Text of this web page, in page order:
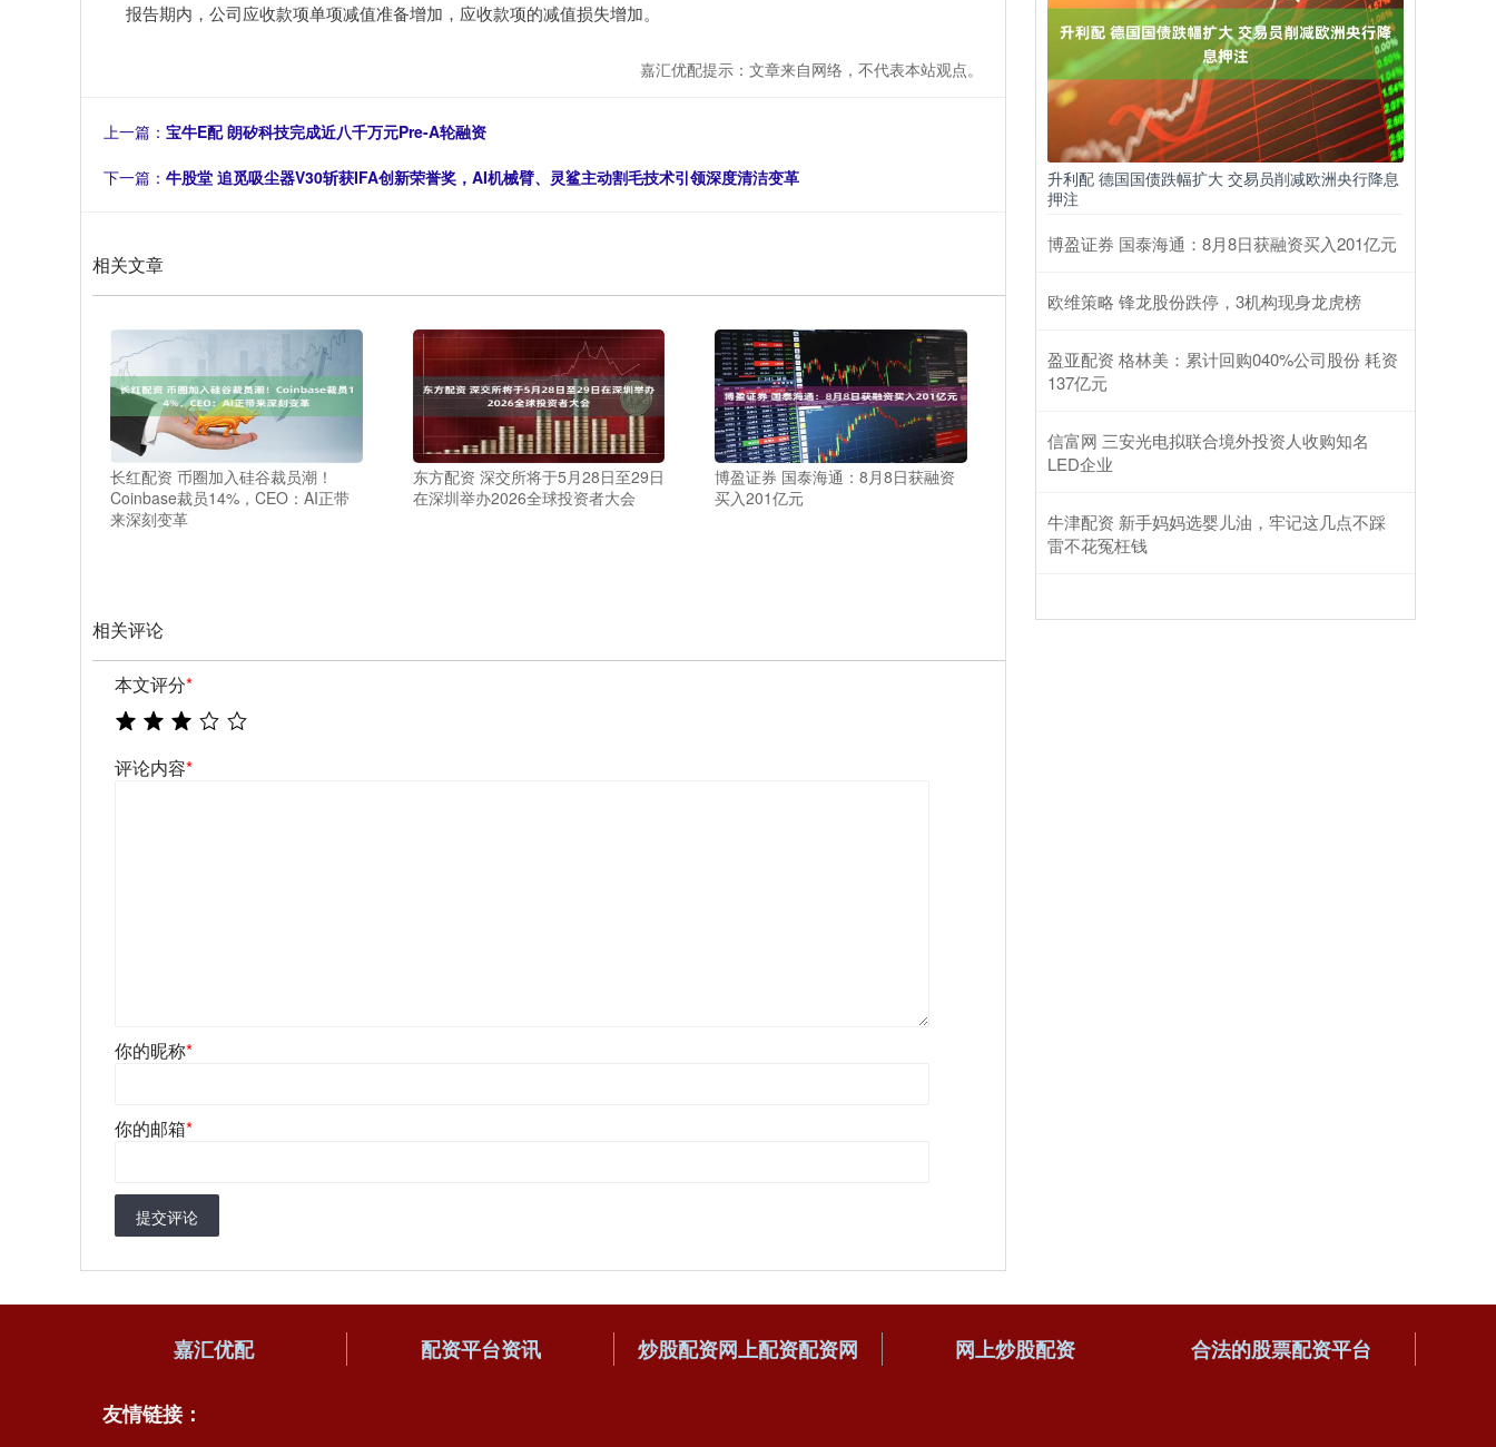
报告期内，公司应收款项单项减值准备增加，应收款项的减值损失增加。
嘉汇优配提示：文章来自网络，不代表本站观点。
上一篇： 宝牛E配 朗矽科技完成近八千万元Pre-A轮融资
下一篇： 牛股堂 追觅吸尘器V30斩获IFA创新荣誉奖，AI机械臂、灵鲨主动割毛技术引领深度清洁变革
相关文章
长红配资 币圈加入硅谷裁员潮！
Coinbase裁员14%，CEO：AI正带
来深刻变革
东方配资 深交所将于5月28日至29日
在深圳举办2026全球投资者大会
博盈证券 国泰海通：8月8日获融资
买入201亿元
相关评论
本文评分*
评论内容*
你的昵称*
你的邮箱*
提交评论
升利配 德国国债跌幅扩大 交易员削减欧洲央行降息
押注
博盈证券 国泰海通：8月8日获融资买入201亿元
欧维策略 锋龙股份跌停，3机构现身龙虎榜
盈亚配资 格林美：累计回购040%公司股份 耗资
137亿元
信富网 三安光电拟联合境外投资人收购知名
LED企业
牛津配资 新手妈妈选婴儿油，牢记这几点不踩
雷不花冤枉钱
嘉汇优配 配资平台资讯 炒股配资网上配资配资网 网上炒股配资 合法的股票配资平台
友情链接：